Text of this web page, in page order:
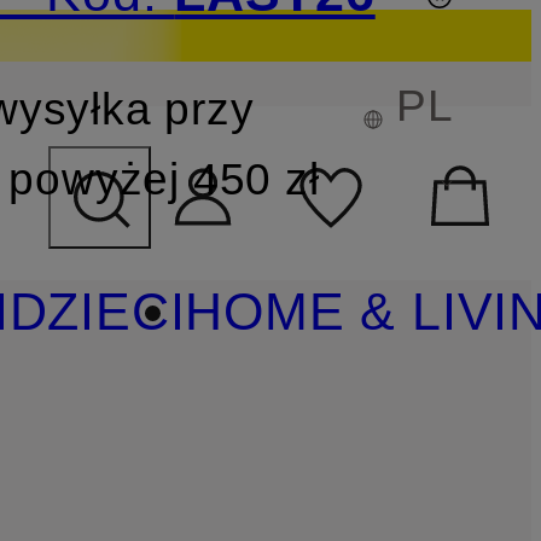
przy
450 zł
PL
DZIECIHOME &